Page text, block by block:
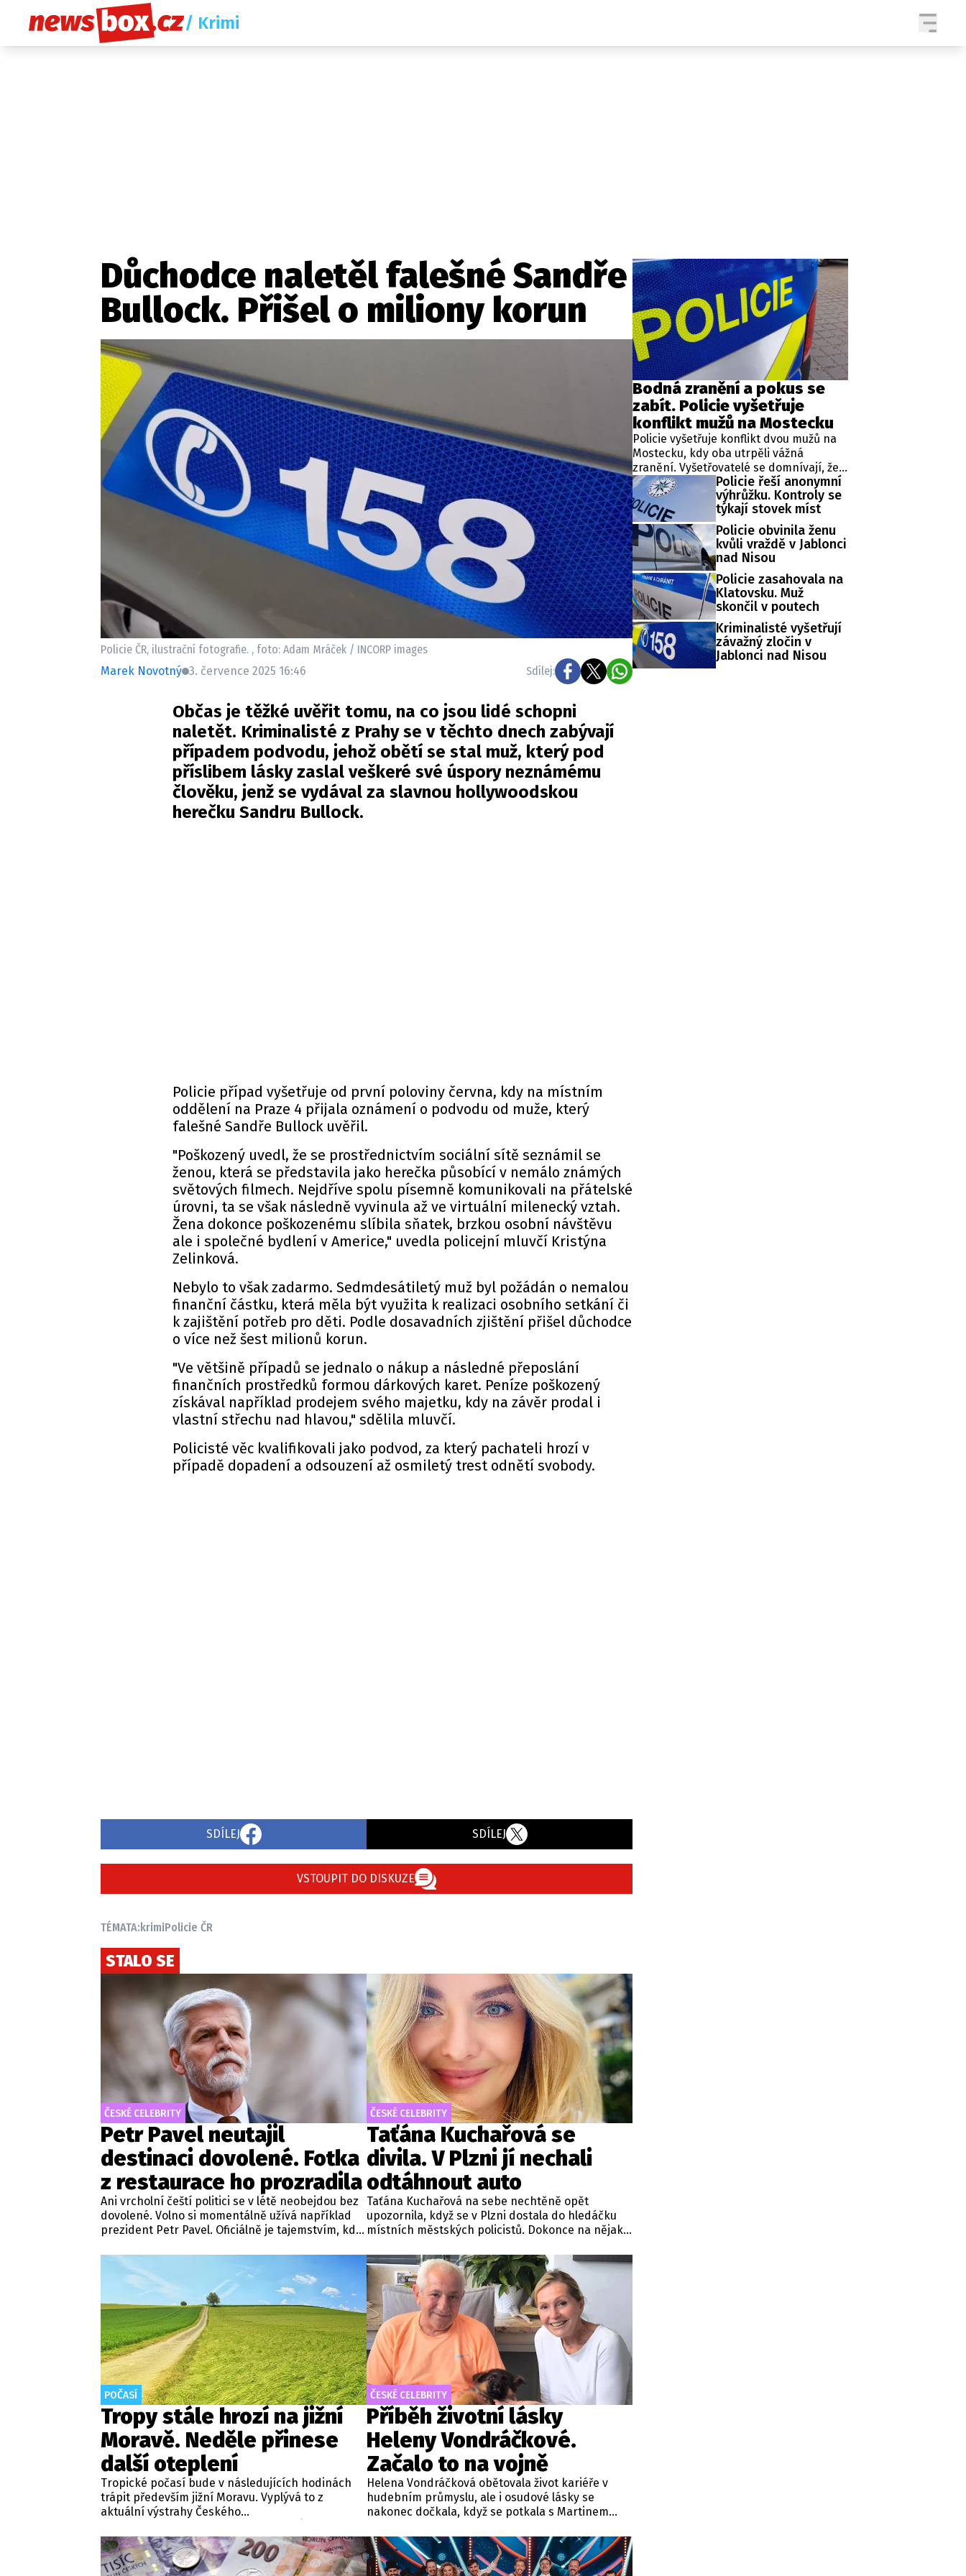
/ Krimi
Etický kodex Redakce Kontakt Vydavatel Inzerce Osobní údaje / Cookies Volná místa
Provozovatelem serveru newsbox.cz je INCORP MEDIA GROUP s.r.o., IČ: 118 23 054
SLEDUJTE NÁS NA
Zaznamenali jste událost? Máte pro nás důležitou zprávu, příběh, fotografie, videa?
Pošlete nám mail na:
Nejlepší z vás odměníme
Důchodce naletěl falešné Sandře
Bullock. Přišel o miliony korun
Policie ČR, ilustrační fotografie. , foto: Adam Mráček / INCORP images
Marek Novotný 3. července 2025 16:46 Sdílej:
Občas je těžké uvěřit tomu, na co jsou lidé schopni
naletět. Kriminalisté z Prahy se v těchto dnech zabývají
případem podvodu, jehož obětí se stal muž, který pod
příslibem lásky zaslal veškeré své úspory neznámému
člověku, jenž se vydával za slavnou hollywoodskou
herečku Sandru Bullock.
Policie případ vyšetřuje od první poloviny června, kdy na místním
oddělení na Praze 4 přijala oznámení o podvodu od muže, který
falešné Sandře Bullock uvěřil.
"Poškozený uvedl, že se prostřednictvím sociální sítě seznámil se
ženou, která se představila jako herečka působící v nemálo známých
světových filmech. Nejdříve spolu písemně komunikovali na přátelské
úrovni, ta se však následně vyvinula až ve virtuální milenecký vztah.
Žena dokonce poškozenému slíbila sňatek, brzkou osobní návštěvu
ale i společné bydlení v Americe," uvedla policejní mluvčí Kristýna
Zelinková.
Nebylo to však zadarmo. Sedmdesátiletý muž byl požádán o nemalou
finanční částku, která měla být využita k realizaci osobního setkání či
k zajištění potřeb pro děti. Podle dosavadních zjištění přišel důchodce
o více než šest milionů korun.
"Ve většině případů se jednalo o nákup a následné přeposlání
finančních prostředků formou dárkových karet. Peníze poškozený
získával například prodejem svého majetku, kdy na závěr prodal i
vlastní střechu nad hlavou," sdělila mluvčí.
Policisté věc kvalifikovali jako podvod, za který pachateli hrozí v
případě dopadení a odsouzení až osmiletý trest odnětí svobody.
SDÍLEJ SDÍLEJ
VSTOUPIT DO DISKUZE
TÉMATA: krimiPolicie ČR
STALO SE
ČESKÉ CELEBRITY
Petr Pavel neutajil
destinaci dovolené. Fotka
z restaurace ho prozradila
Ani vrcholní čeští politici se v létě neobejdou bez
dovolené. Volno si momentálně užívá například
prezident Petr Pavel. Oficiálně je tajemstvím, kde
nicméně objevila fotografie, která leccos
odhaluje.
ČESKÉ CELEBRITY
Taťána Kuchařová se
divila. V Plzni jí nechali
odtáhnout auto
Taťána Kuchařová na sebe nechtěně opět
upozornila, když se v Plzni dostala do hledáčku
místních městských policistů. Dokonce na nějaký
přesně stalo?
POČASÍ
Tropy stále hrozí na jižní
Moravě. Neděle přinese
další oteplení
Tropické počasí bude v následujících hodinách
trápit především jižní Moravu. Vyplývá to z
aktuální výstrahy Českého
Meteorologové zároveň avizují, že již o víkendu by
se horké počasí mělo vrátit i na další místa v
republice.
ČESKÉ CELEBRITY
Příběh životní lásky
Heleny Vondráčkové.
Začalo to na vojně
Helena Vondráčková obětovala život kariéře v
hudebním průmyslu, ale i osudové lásky se
nakonec dočkala, když se potkala s Martinem
okamžiku, kdy přeskočila jiskra, myslel už dlouho.
Bodná zranění a pokus se
zabít. Policie vyšetřuje
konflikt mužů na Mostecku
Policie vyšetřuje konflikt dvou mužů na
Mostecku, kdy oba utrpěli vážná
zranění. Vyšetřovatelé se domnívají, že
mladší z aktérů napadl staršího a
následně se pokusil o sebevraždu. Zatím
jde však o předběžné závěry šetření.
Policie řeší anonymní
výhrůžku. Kontroly se
týkají stovek míst
Policie obvinila ženu
kvůli vraždě v Jablonci
nad Nisou
Policie zasahovala na
Klatovsku. Muž
skončil v poutech
Kriminalisté vyšetřují
závažný zločin v
Jablonci nad Nisou